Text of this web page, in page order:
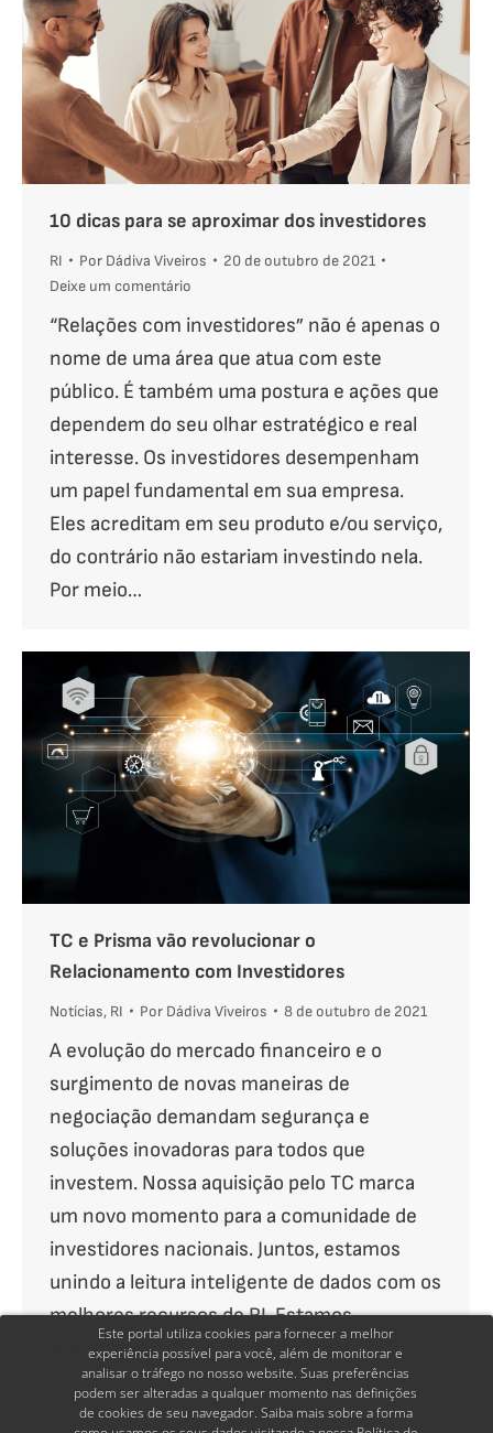
10 dicas para se aproximar dos investidores
RI Por Dádiva Viveiros
20 de outubro de 2021
Deixe um comentário
“Relações com investidores” não é apenas o
nome de uma área que atua com este
público. É também uma postura e ações que
dependem do seu olhar estratégico e real
interesse. Os investidores desempenham
um papel fundamental em sua empresa.
Eles acreditam em seu produto e/ou serviço,
do contrário não estariam investindo nela.
Por meio…
TC e Prisma vão revolucionar o
Relacionamento com Investidores
Notícias, RI Por Dádiva Viveiros 8 de outubro de 2021
A evolução do mercado financeiro e o
surgimento de novas maneiras de
negociação demandam segurança e
soluções inovadoras para todos que
investem. Nossa aquisição pelo TC marca
um novo momento para a comunidade de
investidores nacionais. Juntos, estamos
unindo a leitura inteligente de dados com os
melhores recursos de RI. Estamos
diminuindo a distância entre…
Este portal utiliza cookies para fornecer a melhor
experiência possível para você, além de monitorar e
analisar o tráfego no nosso website. Suas preferências
podem ser alteradas a qualquer momento nas definições
de cookies de seu navegador. Saiba mais sobre a forma